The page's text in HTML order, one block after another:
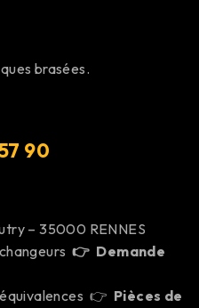
brasées.
90
– 35000 RENNES
👉 Demande
👉 Pièces de